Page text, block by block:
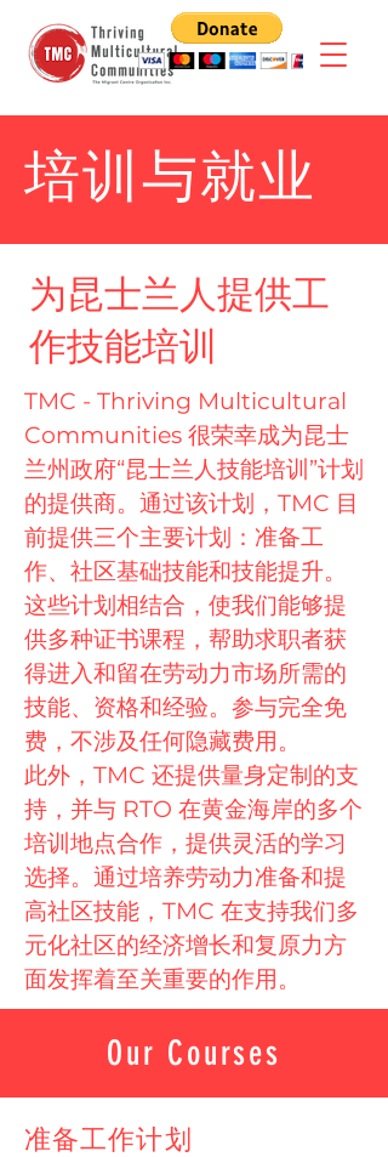
培训与就业
为昆士兰人提供工
作技能培训
TMC - Thriving Multicultural
Communities 很荣幸成为昆士
兰州政府“昆士兰人技能培训”计划
的提供商。通过该计划，TMC 目
前提供三个主要计划：准备工
作、社区基础技能和技能提升。
这些计划相结合，使我们能够提
供多种证书课程，帮助求职者获
得进入和留在劳动力市场所需的
技能、资格和经验。参与完全免
费，不涉及任何隐藏费用。
此外，TMC 还提供量身定制的支
持，并与 RTO 在黄金海岸的多个
培训地点合作，提供灵活的学习
选择。通过培养劳动力准备和提
高社区技能，TMC 在支持我们多
元化社区的经济增长和复原力方
面发挥着至关重要的作用。
Our Courses
准备工作计划